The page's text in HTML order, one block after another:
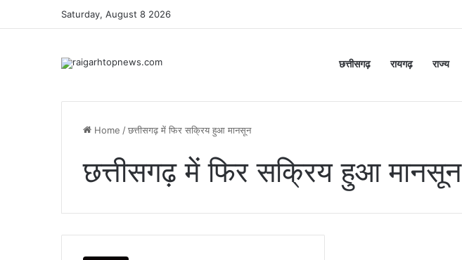
Saturday, August 8 2026
छत्तीसगढ़ रायगढ़ राज्य
Home /छत्तीसगढ़ में फिर सक्रिय हुआ मानसून
छत्तीसगढ़ में फिर सक्रिय हुआ मानसून